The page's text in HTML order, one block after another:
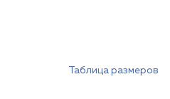
Таблица размеров